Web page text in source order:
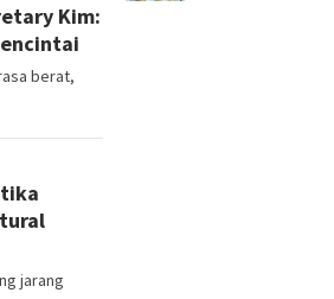
Kim:
berat,
jarang